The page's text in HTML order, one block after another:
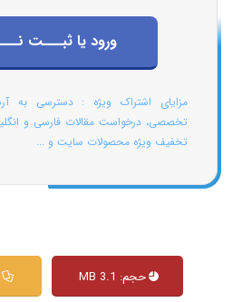
ورود یا ثبـــت
مزایای اشتراک ویژه : دسترسی به
تخصصی، درخواست مقالات فارسی و
تخفیف ویژه محصولات سایت و ...
حجم: 3.1 MB